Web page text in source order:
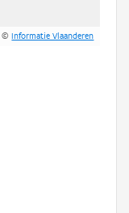
©Informatie Vlaanderen